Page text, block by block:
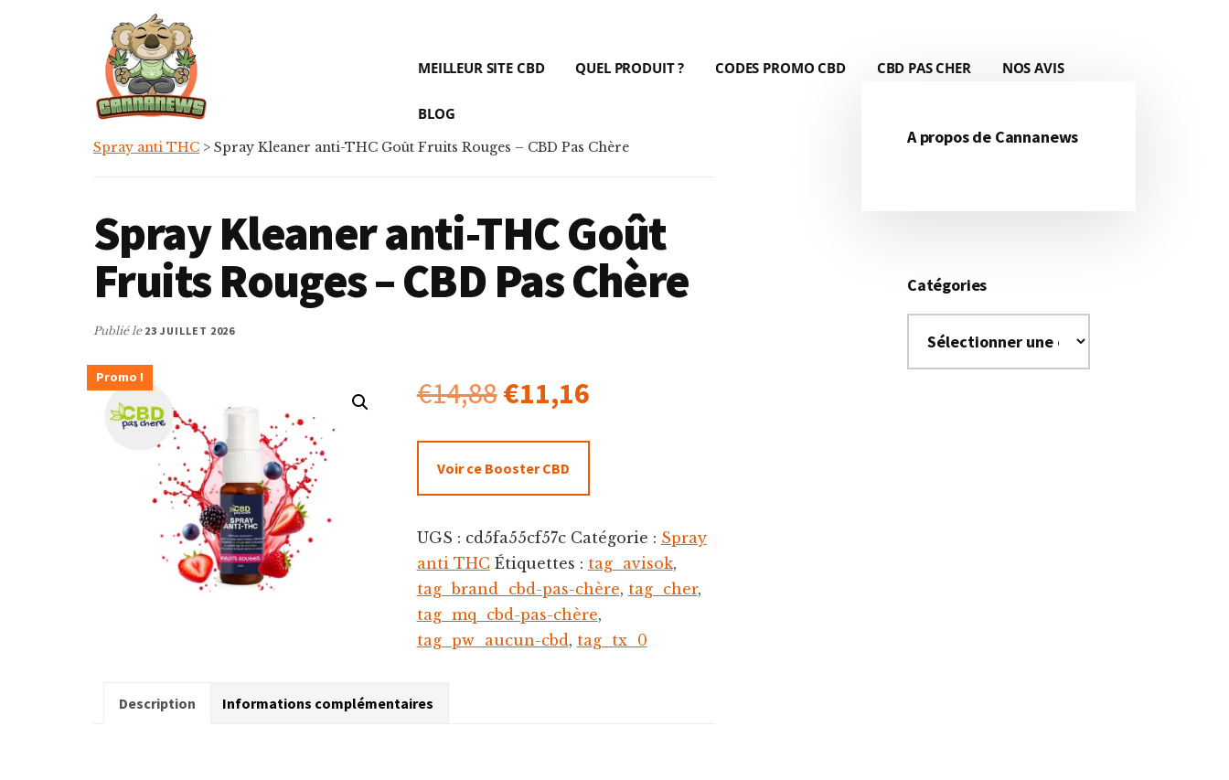
Cannanews.fr
MEILLEUR SITE CBD QUEL PRODUIT ? CODES PROMO CBD CBD PAS CHER NOS AVIS
BLOG
Spray anti THC > Spray Kleaner anti-THC Goût Fruits Rouges – CBD Pas Chère
Spray Kleaner anti-THC Goût
Fruits Rouges – CBD Pas Chère
Publié le 23 JUILLET 2026
Promo ! €14,88€11,16
Voir ce Booster CBD
UGS : cd5fa55cf57c Catégorie : Spray
anti THC Étiquettes : tag_avisok,
tag_brand_cbd-pas-chère, tag_cher,
tag_mq_cbd-pas-chère,
tag_pw_aucun-cbd, tag_tx_0
Description Informations complémentaires
A propos de Cannanews
Catégories